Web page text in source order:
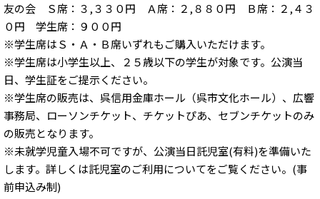
友の会 Ｓ席：３,３３０円 Ａ席：２,８８０円 Ｂ席：２,４３
０円 学生席：９００円
※学生席はＳ・Ａ・Ｂ席いずれもご購入いただけます。
※学生席は小学生以上、２５歳以下の学生が対象です。公演当
日、学生証をご提示ください。
※学生席の販売は、呉信用金庫ホール（呉市文化ホール）、広響
事務局、ローソンチケット、チケットぴあ、セブンチケットのみ
の販売となります。
※未就学児童入場不可ですが、公演当日託児室(有料)を準備いた
します。詳しくは託児室のご利用についてをご覧ください。(事
前申込み制)